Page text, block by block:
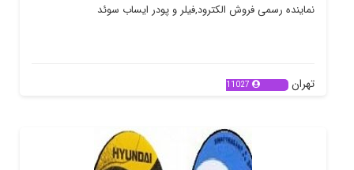
نماینده رسمی فروش الکترود,فیلر و پودر ایساب سوئد
تهران 11027